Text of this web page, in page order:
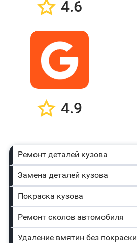
4.6
4.9
Ремонт деталей кузова
Замена деталей кузова
Покраска кузова
Ремонт сколов автомобиля
Удаление вмятин без покраски